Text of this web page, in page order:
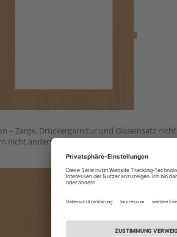
– Zarge, Drückergarnitur und Glaseinsatz
nicht anders angegeben.